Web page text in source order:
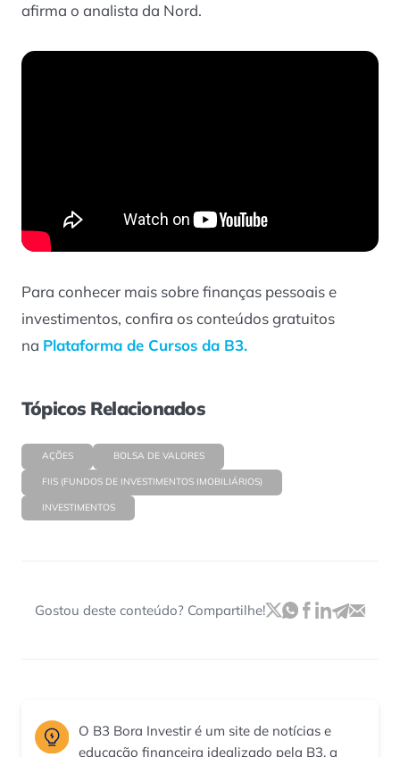
afirma o analista da Nord.
Para conhecer mais sobre finanças pessoais e
investimentos, confira os conteúdos gratuitos
na Plataforma de Cursos da B3.
Tópicos Relacionados
AÇÕES BOLSA DE VALORES
FIIS (FUNDOS DE INVESTIMENTOS IMOBILIÁRIOS)
INVESTIMENTOS
Gostou deste conteúdo? Compartilhe!
O B3 Bora Investir é um site de notícias e
educação financeira idealizado pela B3, a